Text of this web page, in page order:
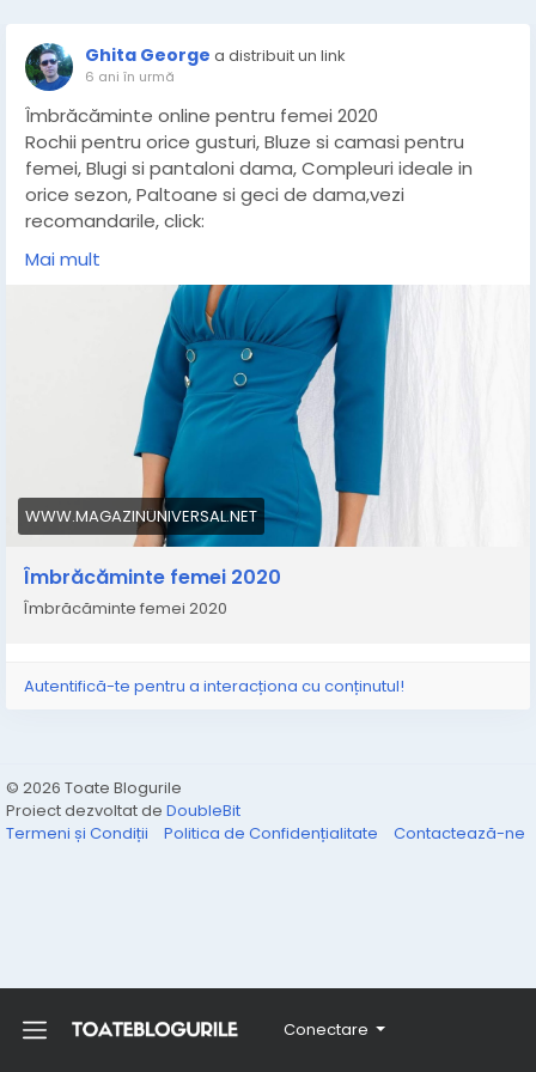
Conectare
Ghita George a distribuit un link
6 ani în urmă
Îmbrăcăminte online pentru femei 2020
Rochii pentru orice gusturi, Bluze si camasi pentru
femei, Blugi si pantaloni dama, Compleuri ideale in
orice sezon, Paltoane si geci de dama,vezi
recomandarile, click:
http://www.magazinuniversal.net/2020/04/imbracami
nte-femei-2020.html
Mai mult
WWW.MAGAZINUNIVERSAL.NET
Îmbrăcăminte femei 2020
Îmbrăcăminte femei 2020
Autentifică-te pentru a interacționa cu conținutul!
© 2026 Toate Blogurile
Proiect dezvoltat de DoubleBit
Termeni și Condiții
Politica de Confidențialitate Contactează-ne